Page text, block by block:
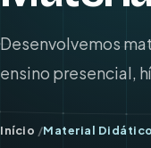
Desenvolvemos
ensino presencial,
Início /Material Didático